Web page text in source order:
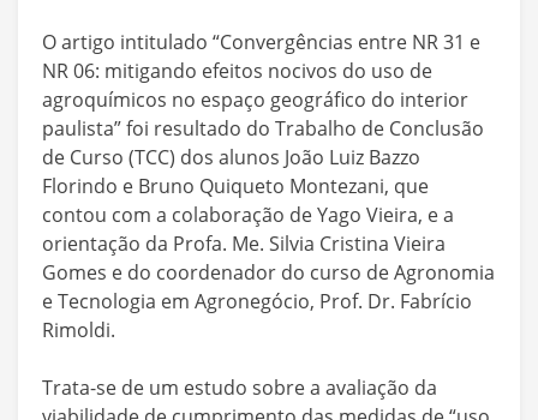
O artigo intitulado “Convergências entre NR 31 e
NR 06: mitigando efeitos nocivos do uso de
agroquímicos no espaço geográfico do interior
paulista” foi resultado do Trabalho de Conclusão
de Curso (TCC) dos alunos João Luiz Bazzo
Florindo e Bruno Quiqueto Montezani, que
contou com a colaboração de Yago Vieira, e a
orientação da Profa. Me. Silvia Cristina Vieira
Gomes e do coordenador do curso de Agronomia
e Tecnologia em Agronegócio, Prof. Dr. Fabrício
Rimoldi.
Trata-se de um estudo sobre a avaliação da